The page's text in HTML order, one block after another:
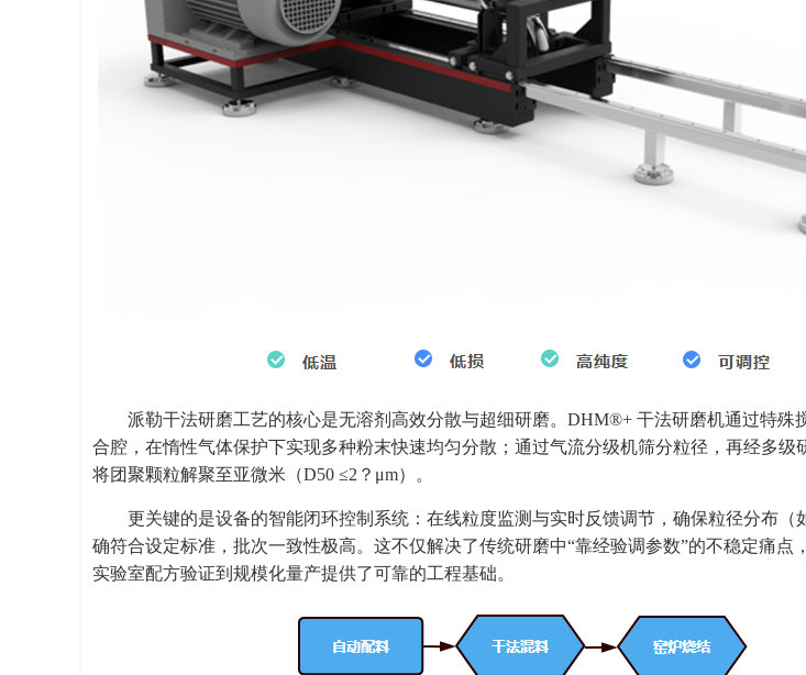
派勒干法研磨工艺的核心是无溶剂高效分散与超细研磨。DHM®+ 干法研磨机通过特殊
合腔，在惰性气体保护下实现多种粉末快速均匀分散；通过气流分级机筛分粒径，再经多级
将团聚颗粒解聚至亚微米（D50 ≤2？μm）。
更关键的是设备的智能闭环控制系统：在线粒度监测与实时反馈调节，确保粒径分布（
确符合设定标准，批次一致性极高。这不仅解决了传统研磨中“靠经验调参数”的不稳定痛点
实验室配方验证到规模化量产提供了可靠的工程基础。